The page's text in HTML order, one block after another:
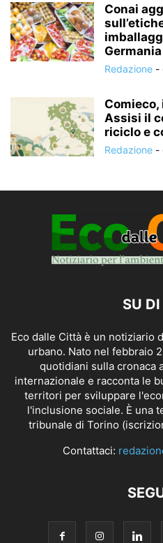
Conai
Germania
Redazione -
Comieco,
Assisi il
riciclo e
Redazione -
SU
Eco dalle Città è un notiziario
urbano. Nato nel febbraio
quotidiani sulla cronaca
internazionale e racconta le
territori per sviluppare
l'inclusione sociale. È una
tribunale di Torino
Contattaci: